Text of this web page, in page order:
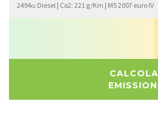
2494cc Diesel | Co2: 221 g/Km | M5 2007 euro IV
CALCOLA